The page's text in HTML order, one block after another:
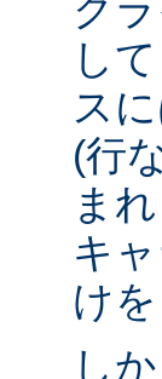
ク
し
ス
(行
ま
キ
けを
し